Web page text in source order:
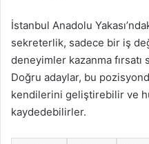
İstanbul Anadolu
sekreterlik, sadece bir iş
deneyimler kazanma
Doğru adaylar, bu
kendilerini geliştirebilir ve
kaydedebilirler.